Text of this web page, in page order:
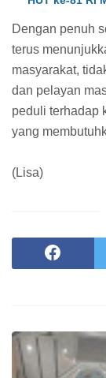
Dengan penuh
terus
masyarakat,
dan pelayan
peduli terhadap
yang
(Lisa)